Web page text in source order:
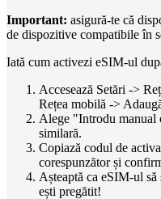
Important: asigură-te că
de dispozitive compatibile în
Iată cum activezi eSIM-ul
Accesează Setări ->
Rețea mobilă ->
Alege "Introdu manual
similară.
Copiază codul de
corespunzător și
Așteaptă ca eSIM-ul să
ești pregătit!